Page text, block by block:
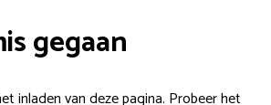
gegaan
inladen van deze pagina. Probeer het